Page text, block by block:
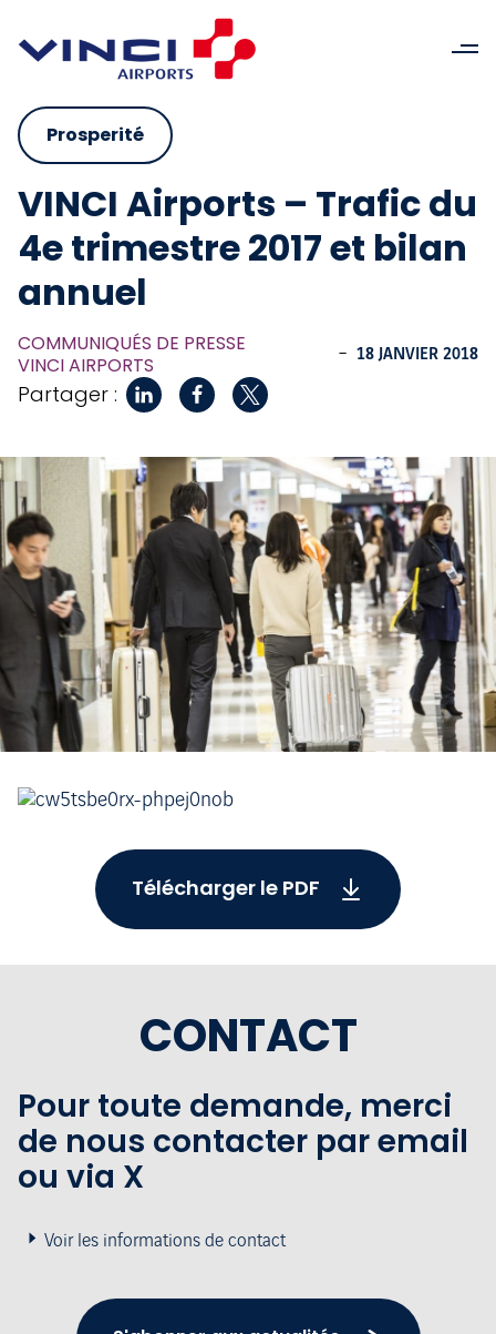
Prosperité
VINCI Airports – Trafic du
4e trimestre 2017 et bilan
annuel
COMMUNIQUÉS DE PRESSE
VINCI AIRPORTS
- 18 JANVIER 2018
Partager :
Télécharger le PDF
CONTACT
Pour toute demande, merci
de nous contacter par email
ou via X
Voir les informations de contact